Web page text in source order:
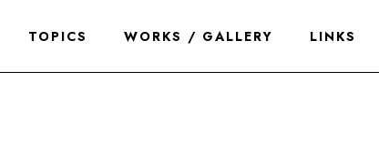
TOPICS WORKS / GALLERY LINKS